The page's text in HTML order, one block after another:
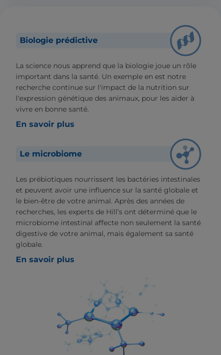
Biologie prédictive
La science nous apprend que la biologie joue un rôle
important dans la santé. Un exemple en est notre
recherche continue sur l'impact de la nutrition sur
l'expression génétique des animaux, pour les aider à
vivre en bonne santé.
En savoir plus
Le microbiome
Les prébiotiques nourrissent les bactéries intestinales
et peuvent avoir une influence sur la santé globale et
le bien-être de votre animal. Après des années de
recherches, les experts de Hill’s ont déterminé que le
microbiome intestinal affecte non seulement la santé
digestive de votre animal, mais également sa santé
globale.
En savoir plus